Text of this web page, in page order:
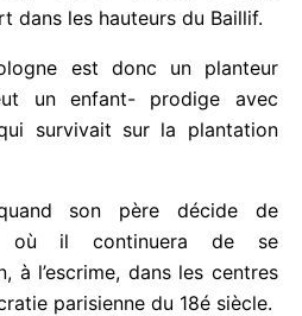
dans les hauteurs du
est donc un planteur
un enfant- prodige avec
survivait sur la plantation
son père décide de
où il continuera de se
à l’escrime, dans les